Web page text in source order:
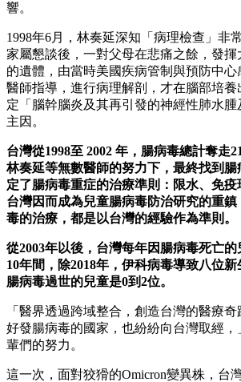
響。
1998年6月，林奏延深知「病理檢查」非
家屬懇談後，一對父母在悲痛之餘，發
的遺體，由當時美國疾病管制與預防中
醫師指導，進行病理解剖，才在腦部培養
定「腦幹腦炎及其再引發的神經性肺水
主因。
台灣從1998至 2002 年，腸病毒總計奪走
林奏延等無數醫師的努力下，最終找到腸
定了腸病毒重症的治療準則：限水、免疫
台灣因而成為兒童腸病毒防治研究的重
毒的治療，都是以台灣的經驗作為準則。
從2003年以後，台灣每年因腸病毒死亡
10年間，除2018年，伊科病毒導致八位
腸病毒過世的兒童是0到2位。
「醫界透過跨域整合，創造台灣的醫療
好發腸病毒的國家，也紛紛向台灣取經
輩們的努力。
這一次，面對狡猾的Omicron變異株，台